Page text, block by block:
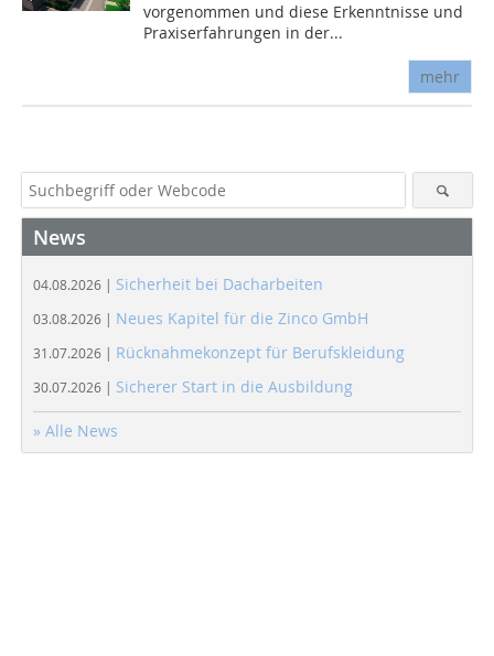
vorgenommen und diese Erkenntnisse und
Praxiserfahrungen in der...
mehr
News
04.08.2026 | Sicherheit bei Dacharbeiten
03.08.2026 | Neues Kapitel für die Zinco GmbH
31.07.2026 | Rücknahmekonzept für Berufskleidung
30.07.2026 | Sicherer Start in die Ausbildung
» Alle News